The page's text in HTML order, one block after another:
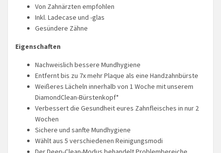
Von Zahnärzten empfohlen
Inkl. Ladecase und -glas
Gesündere Zähne
Eigenschaften
Nachweislich bessere Mundhygiene
Entfernt bis zu 7x mehr Plaque als eine Handzahnbürste
Weißeres Lächeln innerhalb von 1 Woche mit unserem
DiamondClean-Bürstenkopf*
Verbessert die Gesundheit eures Zahnfleisches in nur 2
Wochen
Sichere und sanfte Mundhygiene
Wählt aus 5 verschiedenen Reinigungsmodi